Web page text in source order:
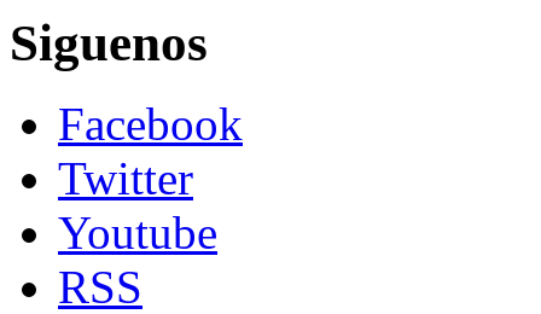
Siguenos
Facebook
Twitter
Youtube
RSS